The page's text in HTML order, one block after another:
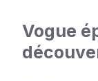
Vogue